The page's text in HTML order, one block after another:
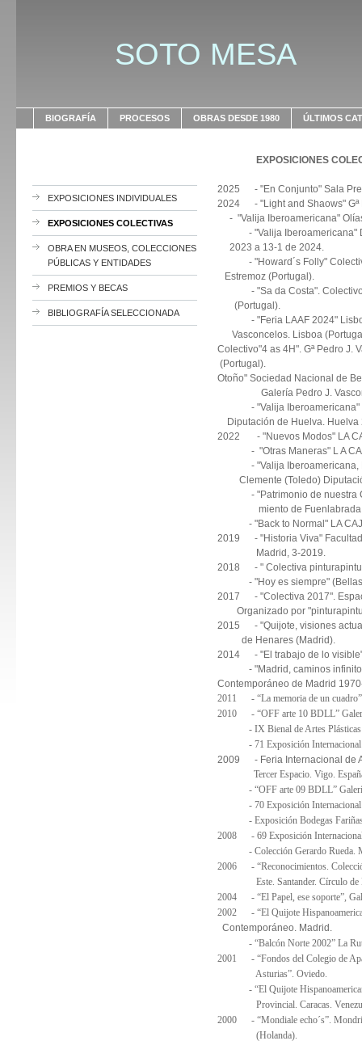
SOTO MESA
BIOGRAFÍA PROCESOS OBRAS DESDE 1980 ÚLTIMOS
EXPOSICIONES INDIVIDUALES
EXPOSICIONES COLECTIVAS
OBRA EN MUSEOS, COLECCIONES
PÚBLICAS Y ENTIDADES
PREMIOS Y BECAS
BIBLIOGRAFÍA SELECCIONADA
EXPOSICIONES
2025 - "En Conjunto" Sala
2024 - "Light and Shaows"
- "Valija Iberoamericana"
- "Valija
2023 a 13-1 de 2024.
- "Howard´s Folly"
Estremoz (Portugal).
- "Sa da Costa".
(Portugal).
- "Feria LAAF 2024"
Vasconcelos.
Colectivo"4 as 4H". Gª
Otoño" Sociedad Nacional de
Galería Pedro J.
- "Valija
Diputación de Huelva. Huelva
2022 - "Nuevos Modos" LA
- "Otras Maneras" L A
- "Valija Iberoamericana,
Clemente (Toledo)
- "Patrimonio de nuestra
miento de Fuenlabrada.
- "Back to Normal" LA CAJA
2019 - "Historia Viva" Facultad
Madrid, 3-2019.
2018 - " Colectiva
- "Hoy es siempre" (Bellas
2017 - "Colectiva 2017".
Organizado por
2015 - "Quijote, visiones
de Henares (Madrid).
2014 - "El trabajo de lo
- "Madrid, caminos
Contemporáneo de Madrid
2011 - “La memoria de un cuadro”
2010 - “OFF arte 10 BDLL”
- IX Bienal de Artes Plásticas
- 71 Exposición Internacional
2009 - Feria Internacional de
Tercer Espacio. Vigo.
- “OFF arte 09 BDLL” Galería
- 70 Exposición Internacional
- Exposición Bodegas Fariñas.
2008 - 69 Exposición Internacional
- Colección Gerardo Rueda.
2006 - “Reconocimientos.
Este. Santander. Círculo de
2004 - “El Papel, ese soporte”,
2002 - “El Quijote
Contemporáneo. Madrid.
- “Balcón Norte 2002” La Ruta
2001 - “Fondos del Colegio de
Asturias”. Oviedo.
- “El Quijote
Provincial. Caracas.
2000 - “Mondiale echo´s”.
(Holanda).